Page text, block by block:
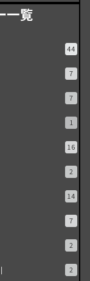
一覧
44
7
7
1
16
2
14
7
2
2